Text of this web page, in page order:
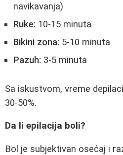
navikavanja)
Ruke: 10-15 minuta
Bikini zona: 5-10 minuta
Pazuh: 3-5 minuta
Sa iskustvom, vreme
30-50%.
Da li epilacija boli?
Bol je subjektivan osećaj i